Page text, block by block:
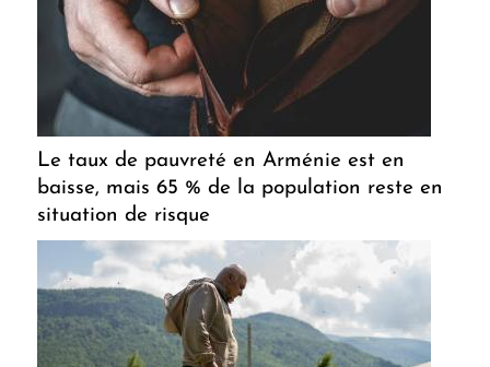
Le taux de pauvreté en Arménie est en
baisse, mais 65 % de la population reste en
situation de risque